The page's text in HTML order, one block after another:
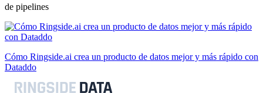
de pipelines
Cómo Ringside.ai crea un producto de datos mejor y más rápido con
Dataddo